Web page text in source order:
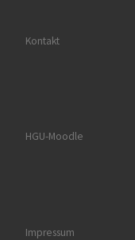
Kontakt
HGU-Moodle
Impressum